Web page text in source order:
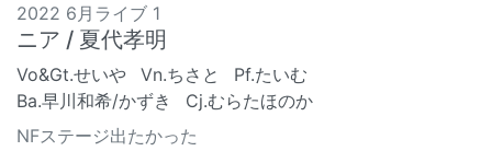
2022 6月ライブ 1
ニア / 夏代孝明
Vo&Gt.せいや Vn.ちさと
Pf.たいむ
Ba.早川和希/かずき
Cj.むらたほのか
NFステージ出たかった